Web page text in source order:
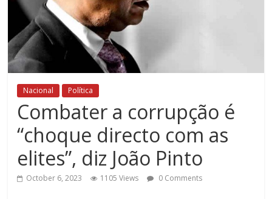
Nacional Política
Combater a corrupção é
“choque directo com as
elites”, diz João Pinto
October 6, 2023 1105 Views 0 Comments